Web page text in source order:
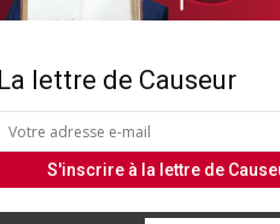
La lettre de Causeur